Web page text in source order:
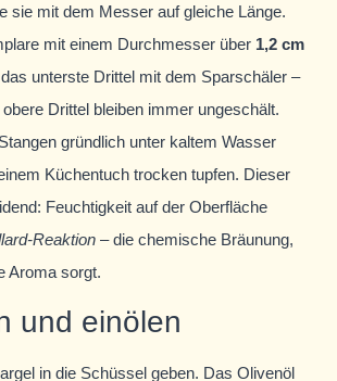
sie mit dem Messer auf gleiche Länge.
mit einem Durchmesser über 1,2 cm
unterste Drittel mit dem Sparschäler –
Drittel bleiben immer ungeschält.
gründlich unter kaltem Wasser
Küchentuch trocken tupfen. Dieser
Feuchtigkeit auf der Oberfläche
Reaktion – die chemische Bräunung,
Aroma sorgt.
und einölen
in die Schüssel geben. Das Olivenöl